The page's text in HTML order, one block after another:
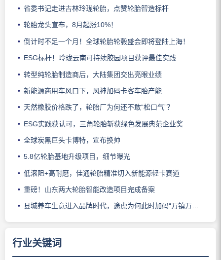
省委书记走进吉林玲珑轮胎，点赞轮胎智造标杆
轮胎龙头宣布，8月起涨10%！
倒计时不足一个月！全球轮胎轮毂盛会即将登陆上海！
ESG标杆！玲珑云南可持续胶园项目获评最佳实践
转型纯轮胎制造商后，大陆集团交出亮眼业绩
新能源商用车风口下，风神加码卡客车胎产能
天然橡胶价格跌了，轮胎厂为何还不敢“松口气”？
ESG实践获认可，三角轮胎斩获绿色发展典范企业奖
全球炭黑巨头卡博特，宣布换帅
5.8亿轮胎基地升级项目，细节曝光
低滚阻+高耐磨，佳通轮胎精准切入新能源轻卡赛道
重磅！山东两大轮胎智能改造项目完成备案
县城养车生意进入品牌时代，途虎为何此时加码“万镇万店”？
行业关键词